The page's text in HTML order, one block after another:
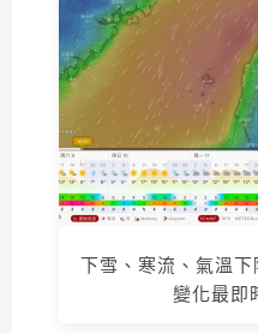
下雪、寒流、氣溫
變化最即